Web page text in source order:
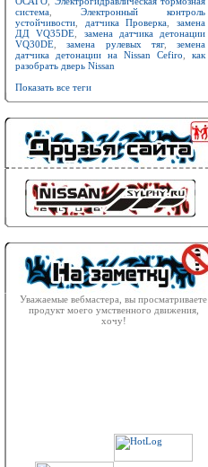
система
Электронный контроль
устойчивости
датчика Проверка ,замена
ДД VQ35DE
замена датчика детонации
VQ30DE ,замена рулевых тяг, земена
датчика детонации на Nissan Cefiro
как
разобрать дверь Nissan
Показать все теги
Уважаемые вебмастера, вы просматриваете
продукт моего умственного движения,
хочу!